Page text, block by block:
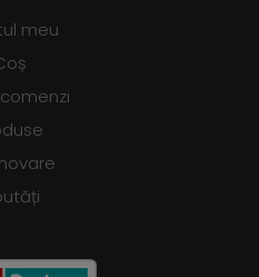
meu